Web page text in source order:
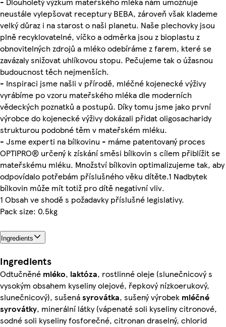
neustále vylepšovat receptury BEBA, zároveň však klademe
velký důraz i na starost o naši planetu. Naše plechovky jsou
plně recyklovatelné, víčko a odměrka jsou z bioplastu z
obnovitelných zdrojů a mléko odebíráme z farem, které se
zavázaly snižovat uhlíkovou stopu. Pečujeme tak o úžasnou
budoucnost těch nejmenších.
- Inspiraci jsme našli v přírodě, mléčné kojenecké výživy
vyrábíme po vzoru mateřského mléka dle moderních
vědeckých poznatků a postupů. Díky tomu jsme jako první
výrobce do kojenecké výživy dokázali přidat oligosacharidy
strukturou podobné těm v mateřském mléku.
- Jsme experti na bílkovinu - máme patentovaný proces
OPTIPRO® určený k získání směsi bílkovin s cílem přiblížit se
mateřskému mléku. Množství bílkovin optimalizujeme tak, aby
odpovídalo potřebám příslušného věku dítěte.1 Nadbytek
bílkovin může mít totiž pro dítě negativní vliv.
1 Obsah ve shodě s požadavky příslušné legislativy.
Pack size: 0.5kg
Ingredients
Ingredients
Odtučněné mléko, laktóza, rostlinné oleje (slunečnicový s
vysokým obsahem kyseliny olejové, řepkový nízkoerukový,
slunečnicový), sušenásyrovátka, sušený výrobek mléčné
syrovátky, minerální látky (vápenaté soli kyseliny citronové,
sodné soli kyseliny fosforečné, citronan draselný, chlorid